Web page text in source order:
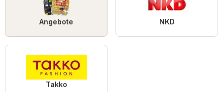
Angebote NKD
Takko